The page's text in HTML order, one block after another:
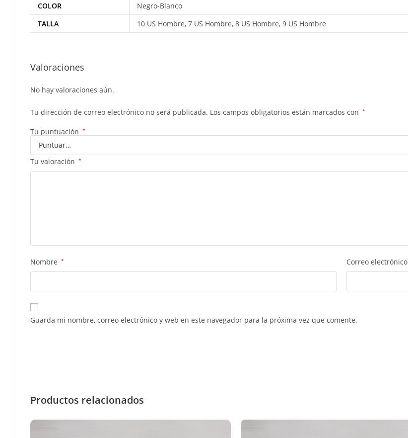
COLOR
Negro-Blanco
TALLA
10 US Hombre, 7 US Hombre, 8 US Hombre, 9 US Hombre
Valoraciones
No hay valoraciones aún.
Tu dirección de correo electrónico no será publicada. Los campos obligatorios están marcados con *
Tu puntuación *
Tu valoración *
Nombre * Correo electrónico
Guarda mi nombre, correo electrónico y web en este navegador para la próxima vez que comente.
Productos relacionados